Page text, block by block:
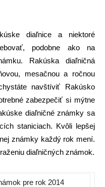
diaľnice a niektoré
podobne ako na
Rakúska diaľničná
mesačnou a ročnou
navštíviť Rakúsko
zabezpečiť si mýtne
diaľničné známky sa
staniciach. Kvôli lepšej
známky každý rok mení.
diaľničných známok.
pre rok 2014